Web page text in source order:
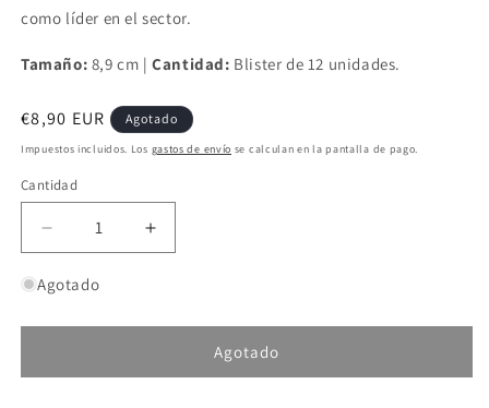
como líder en el sector.
Tamaño: 8,9 cm |Cantidad: Blister de 12 unidades.
Precio
habitual
€8,90 EUR Agotado
Impuestos incluidos. Los gastos de envío se calculan en la pantalla de pago.
Cantidad
Reducir
cantidad
para
Zoom
Speed
Aumentar
cantidad
Zoom
Ultravive
Speed
Agotado
Agotado